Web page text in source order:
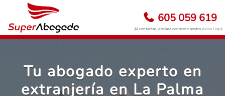
605 059 619
Al contactar, declara conocer nuestroAviso Legal
Tu abogado experto en
extranjería en La Palma